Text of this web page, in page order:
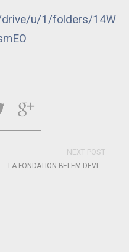
u/1/folders/
NEXT POST
LA FONDATION BELEM DEVIENT LA FONDATION CAISSE D’EPARGNE BELEM